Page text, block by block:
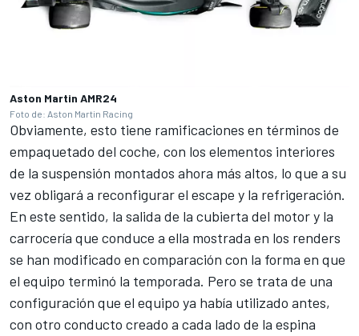
Aston Martin AMR24
Foto de: Aston Martin Racing
Obviamente, esto tiene ramificaciones en términos de
empaquetado del coche, con los elementos interiores
de la suspensión montados ahora más altos, lo que a su
vez obligará a reconfigurar el escape y la refrigeración.
En este sentido, la salida de la cubierta del motor y la
carrocería que conduce a ella mostrada en los renders
se han modificado en comparación con la forma en que
el equipo terminó la temporada. Pero se trata de una
configuración que el equipo ya había utilizado antes,
con otro conducto creado a cada lado de la espina